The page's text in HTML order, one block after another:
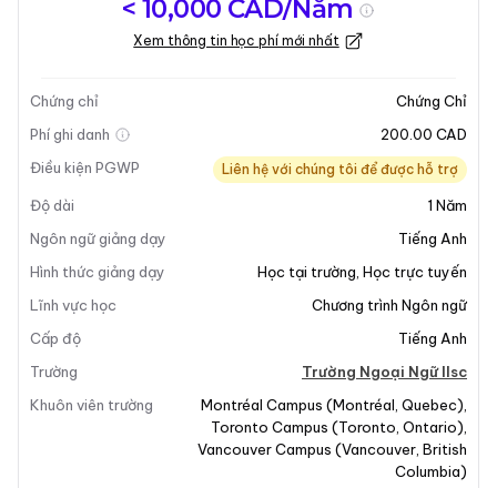
chương trình
Học
Cập nhật lần cuối vào 15-07-2025
Tổng quan về chương trình
< 10,000 CAD/Năm
Xem thông tin học phí mới nhất
Chứng chỉ
Chứng Chỉ
Phí ghi danh
200.00 CAD
Điều kiện PGWP
Liên hệ với chúng tôi để được hỗ trợ
Độ dài 1 Năm
Ngôn ngữ giảng dạy
Tiếng Anh
Hình thức giảng dạy
Học tại trường Học trực tuyến
Lĩnh vực học
Chương trình Ngôn ngữ
Cấp độ
Tiếng Anh
Trường
Trường Ngoại Ngữ Ilsc
Khuôn viên trường
Montréal Campus (Montréal Quebec)
Toronto Campus (Toronto Ontario)
Vancouver Campus (Vancouver British
Columbia)